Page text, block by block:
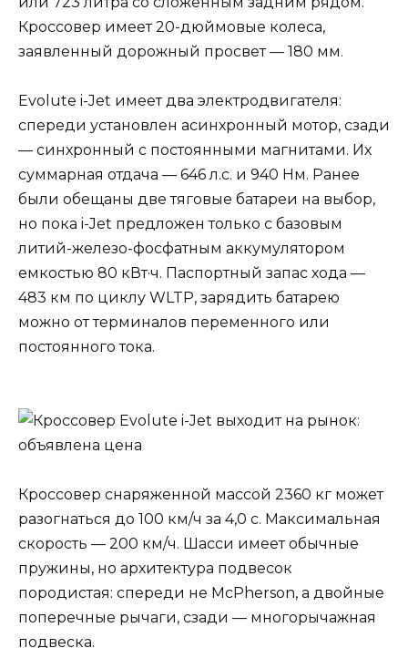
Кроссовер имеет 20-дюймовые колеса,
заявленный дорожный просвет — 180 мм.
Evolute i-Jet имеет два электродвигателя:
спереди установлен асинхронный мотор, сзади
— синхронный с постоянными магнитами. Их
суммарная отдача — 646 л.с. и 940 Нм. Ранее
были обещаны две тяговые батареи на выбор,
но пока i-Jet предложен только с базовым
литий-железо-фосфатным аккумулятором
емкостью 80 кВт·ч. Паспортный запас хода —
483 км по циклу WLTP, зарядить батарею
можно от терминалов переменного или
постоянного тока.
Кроссовер снаряженной массой 2360 кг может
разогнаться до 100 км/ч за 4,0 с. Максимальная
скорость — 200 км/ч. Шасси имеет обычные
пружины, но архитектура подвесок
породистая: спереди не McPherson, а двойные
поперечные рычаги, сзади — многорычажная
подвеска.